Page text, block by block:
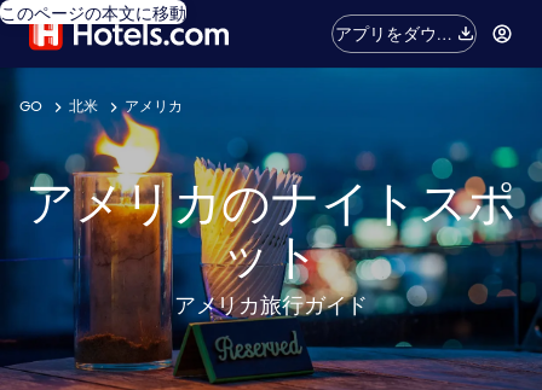
このページの本文に移動
アプリをダウン
ロード
GO 北米 アメリカ
アメリカのナイトスポ
ット
アメリカ旅行ガイド